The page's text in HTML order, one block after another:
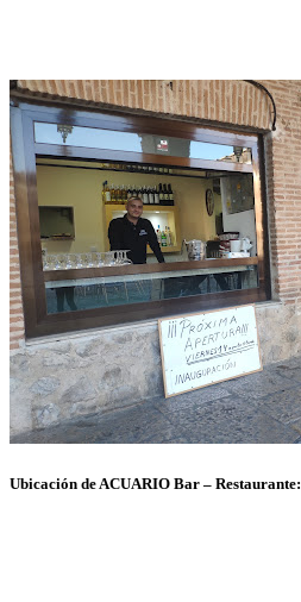
Ubicación de ACUARIO Bar – Restaurante: